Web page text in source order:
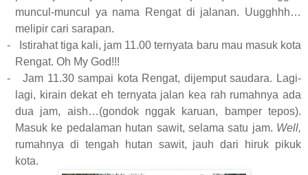
muncul-muncul ya nama Rengat di jalanan. Uugghhh…
melipir cari sarapan.
-
Istirahat tiga kali, jam 11.00 ternyata baru mau masuk kota
Rengat. Oh My God!!!
-
Jam 11.30 sampai kota Rengat, dijemput saudara. Lagi-
lagi, kirain dekat eh ternyata jalan kea rah rumahnya ada
dua jam, aish…(gondok nggak karuan, bamper tepos).
Masuk ke pedalaman hutan sawit, selama satu jam. Well,
rumahnya di tengah hutan sawit, jauh dari hiruk pikuk
kota.